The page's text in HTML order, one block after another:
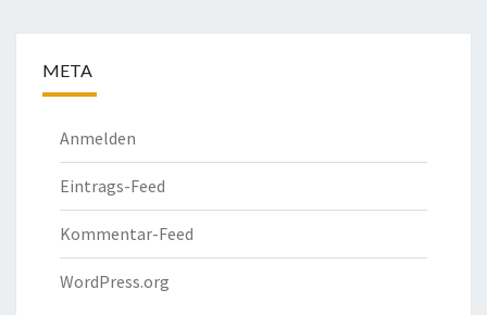
META
Anmelden
Eintrags-Feed
Kommentar-Feed
WordPress.org